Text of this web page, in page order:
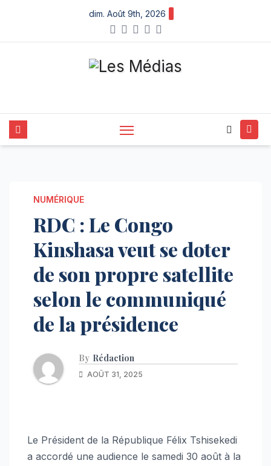
content
dim. Août 9th, 2026
NUMÉRIQUE
RDC : Le Congo
Kinshasa veut se doter
de son propre satellite
selon le communiqué
de la présidence
By Rédaction
AOÛT 31, 2025
Le Président de la République Félix Tshisekedi
a accordé une audience le samedi 30 août à la